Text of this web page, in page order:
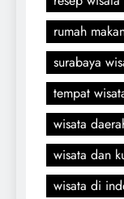
rumah
surabaya
tempat
wisata
wisata dan
wisata di